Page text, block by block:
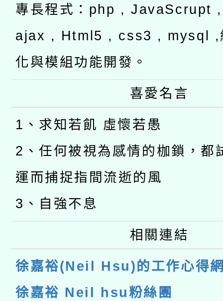
專長程式：php , JavaScrupt
ajax , Html5 , css3 , mysql ,
化與模組功能開發。
喜愛名言
1、求知若飢 虛懷若愚
2、任何被視為感情的枷鎖，都
運而捕捉指間流逝的風
3、自強不息
相關連結
徐嘉裕(Neil Hsu)的工作心得
徐嘉裕 Neil hsu粉絲團